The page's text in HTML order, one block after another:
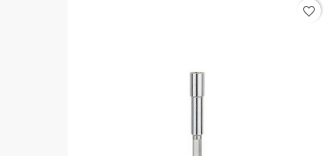
favorite_border